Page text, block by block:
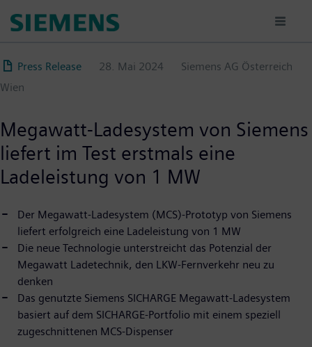
zum
Press Release
28. Mai 2024
Siemens AG Österreich
Wien
Megawatt-Ladesystem von Siemens
liefert im Test erstmals eine
Ladeleistung von 1 MW
Der Megawatt-Ladesystem (MCS)-Prototyp von Siemens
liefert erfolgreich eine Ladeleistung von 1 MW
Die neue Technologie unterstreicht das Potenzial der
Megawatt Ladetechnik, den LKW-Fernverkehr neu zu
denken
Das genutzte Siemens SICHARGE Megawatt-Ladesystem
basiert auf dem SICHARGE-Portfolio mit einem speziell
zugeschnittenen MCS-Dispenser